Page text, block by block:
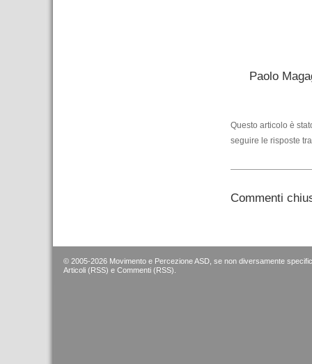
Paolo
Questo articolo è
seguire le risposte
Commenti
© 2005-2026 Movimento e Percezione ASD, se non diversamente
Articoli (RSS) e Commenti (RSS)